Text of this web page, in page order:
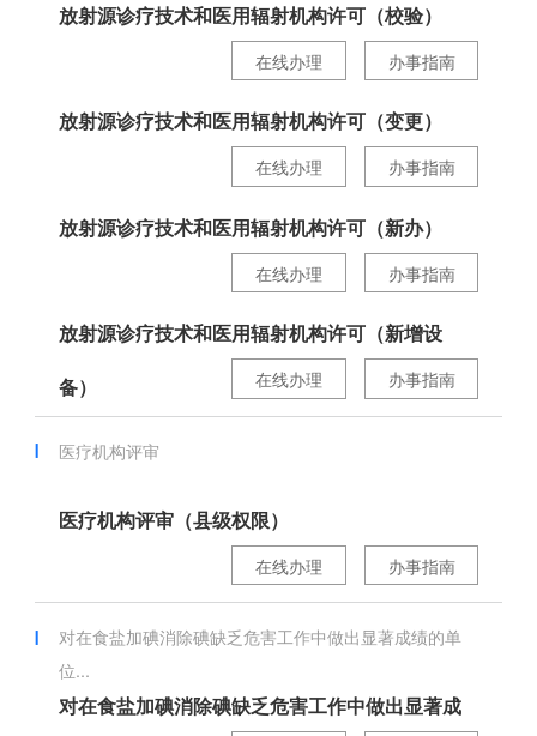
放射源诊疗技术和医用辐射机构许可（校验）
办事指南
在线办理
放射源诊疗技术和医用辐射机构许可（变更）
办事指南
在线办理
放射源诊疗技术和医用辐射机构许可（新办）
办事指南
在线办理
放射源诊疗技术和医用辐射机构许可（新增设
备） 办事指南
在线办理
医疗机构评审
医疗机构评审（县级权限）
办事指南
在线办理
对在食盐加碘消除碘缺乏危害工作中做出显著成绩的单
位...
对在食盐加碘消除碘缺乏危害工作中做出显著成